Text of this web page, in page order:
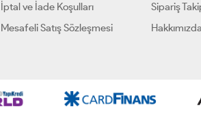
İptal ve İade Koşulları
Mesafeli Satış Sözleşmesi
Sipariş
Hakkımızda